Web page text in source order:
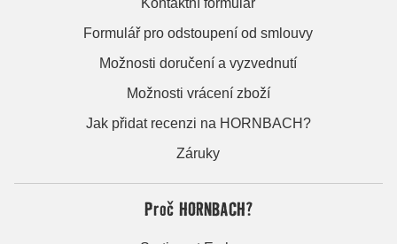
Formulář pro odstoupení od smlouvy
Možnosti doručení a vyzvednutí
Možnosti vrácení zboží
Jak přidat recenzi na HORNBACH?
Záruky
Proč HORNBACH?